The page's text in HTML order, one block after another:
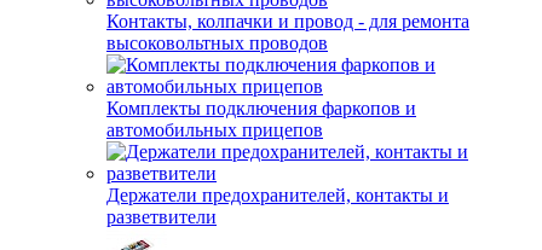
Контакты, колпачки и провод - для ремонта
высоковольтных проводов
Комплекты подключения фаркопов и
автомобильных прицепов
Держатели предохранителей, контакты и
разветвители